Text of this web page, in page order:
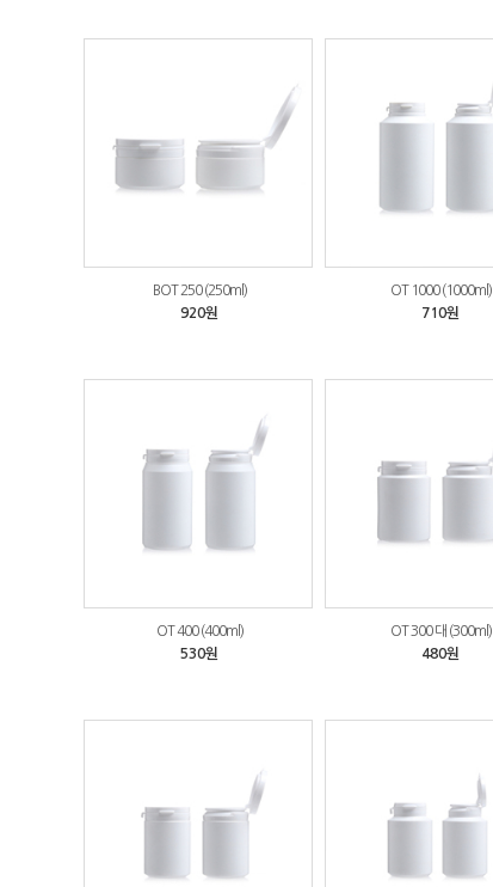
BOT 250 (250ml)
920원
OT 1000 (1000ml)
710원
OT 400 (400ml)
530원
OT 300 대 (300ml)
480원